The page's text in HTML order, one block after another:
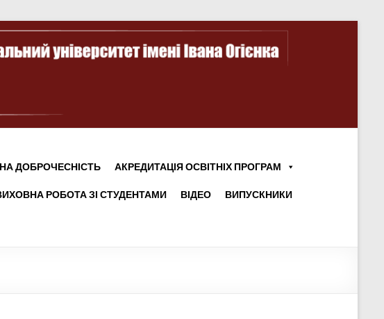
ДОБРОЧЕСНІСТЬ АКРЕДИТАЦІЯ ОСВІТНІХ ПРОГРАМ
РОБОТА ЗІ СТУДЕНТАМИ ВІДЕО ВИПУСКНИКИ